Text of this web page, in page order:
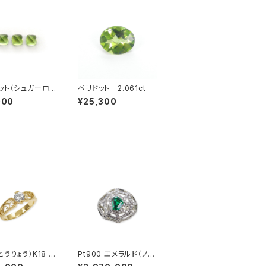
ト（シュガーロ
）
ペリドット 2.061ct
¥25,300
うりょう）K18 透
グ枠
Pt900 エメラルド（ノン
オイル） ダイヤモンド リ